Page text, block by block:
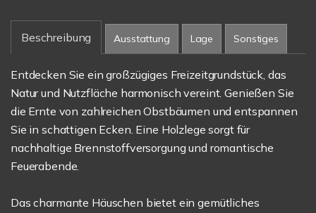
Beschreibung Ausstattung Lage Sonstiges
Entdecken Sie ein großzügiges Freizeitgrundstück, das
Natur und Nutzfläche harmonisch vereint. Genießen Sie
die Ernte von zahlreichen Obstbäumen und entspannen
Sie in schattigen Ecken. Eine Holzlege sorgt für
nachhaltige Brennstoffversorgung und romantische
Feuerabende.
Das charmante Häuschen bietet ein gemütliches